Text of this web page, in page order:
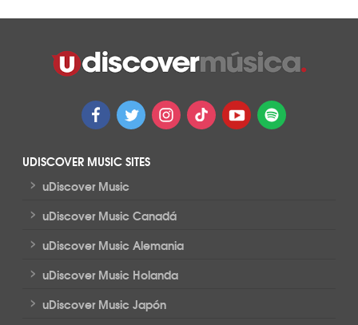
UDISCOVER MUSIC SITES
> uDiscover Music
> uDiscover Music Canadá
> uDiscover Music Alemania
> uDiscover Music Holanda
> uDiscover Music Japón